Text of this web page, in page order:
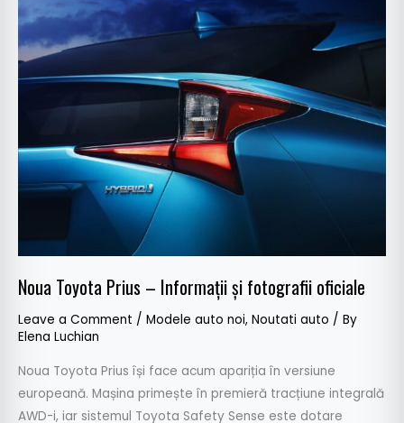
Noua Toyota Prius – Informații și fotografii oficiale
Leave a Comment / Modele auto noi, Noutati auto / By
Elena Luchian
Noua Toyota Prius își face acum apariția în versiune
europeană. Mașina primește în premieră tracțiune integrală
AWD-i, iar sistemul Toyota Safety Sense este dotare
Toyota
Prius
–
Informații
oficiale